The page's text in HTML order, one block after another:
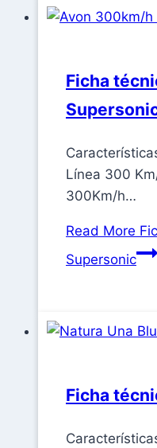
Ficha
Línea 300
300Km/h…
Read More
Supersonic
Ficha